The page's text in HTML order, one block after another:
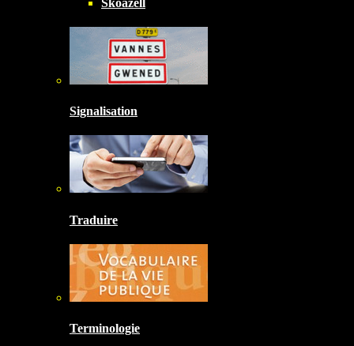
Signalisation
Traduire
Terminologie